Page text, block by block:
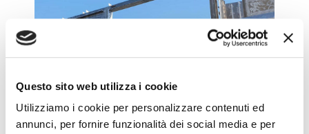
Questo sito web utilizza i cookie
Utilizziamo i cookie per personalizzare contenuti ed
annunci, per fornire funzionalità dei social media e per